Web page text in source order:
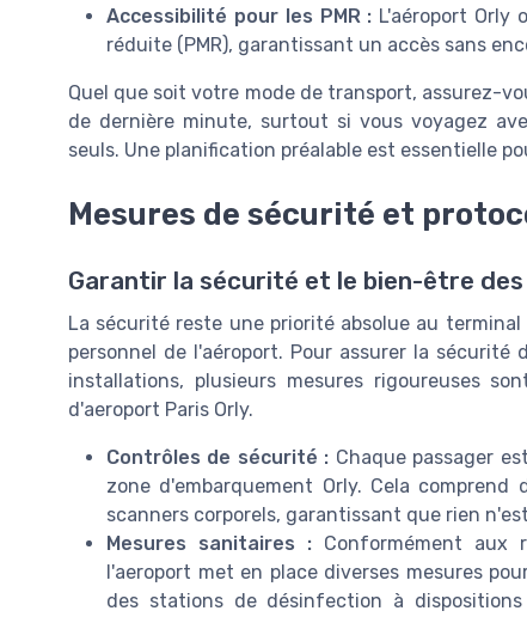
Accessibilité pour les PMR : L'aéroport Orly
réduite (PMR), garantissant un accès sans
Quel que soit votre mode de transport, assurez-
de dernière minute, surtout si vous voyagez
seuls. Une planification préalable est essentielle
Mesures de sécurité et
Garantir la sécurité et le bien-être
La sécurité reste une priorité absolue au
personnel de l'aéroport. Pour assurer la
installations, plusieurs mesures rigoureuses
d'aeroport Paris Orly.
Contrôles de sécurité : Chaque passager
zone d'embarquement Orly. Cela
scanners corporels, garantissant que rien
Mesures sanitaires : Conformément aux
l'aeroport met en place diverses mesures
des stations de désinfection à